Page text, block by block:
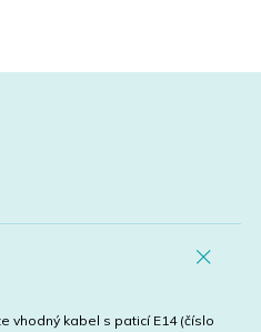
vhodný kabel s paticí E14 (číslo